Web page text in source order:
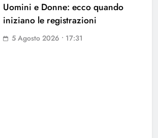
Uomini e Donne: ecco quando
iniziano le registrazioni
5 Agosto 2026 • 17:31